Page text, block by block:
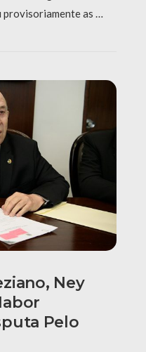
provisoriamente as …
Ney
Pelo